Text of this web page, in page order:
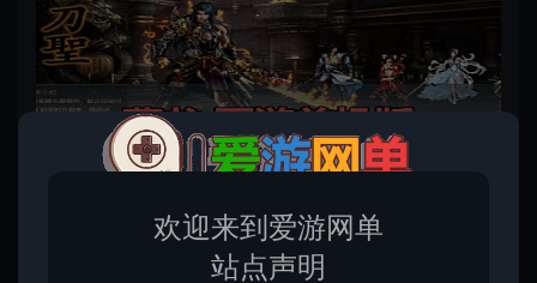
是否需要虚拟机：否 文件大小：压缩包约2G 支持系统：win7、win10、win11
硬件需求：运行内存16G +8核…欢迎来到爱游网单
站点声明